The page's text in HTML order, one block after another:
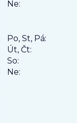
Ne:
Po, St, Pá:
Út, Čt:
So:
Ne: